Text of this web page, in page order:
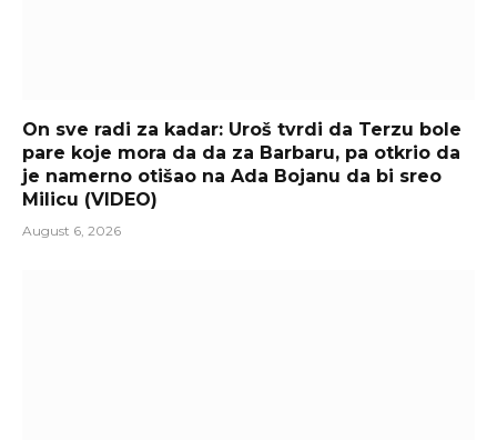
On sve radi za kadar: Uroš tvrdi da Terzu bole
pare koje mora da da za Barbaru, pa otkrio da
je namerno otišao na Ada Bojanu da bi sreo
Milicu (VIDEO)
August 6, 2026